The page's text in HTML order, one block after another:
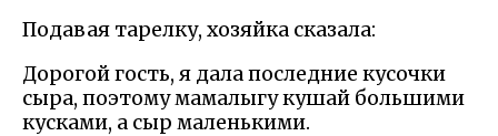
Подавая тарелку, хозяйка сказала:
Дорогой гость, я дала последние кусочки
сыра, поэтому мамалыгу кушай большими
кусками, а сыр маленькими.